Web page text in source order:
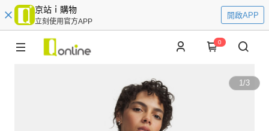
京站ｉ購物
立刻使用官方APP
開啟APP
0
1/3